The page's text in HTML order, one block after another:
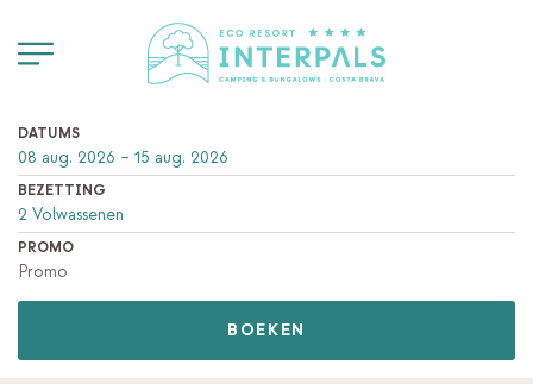
DATUMS
BEZETTING
PROMO
BOEKEN